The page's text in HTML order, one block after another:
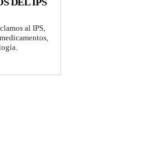
DEL IPS
al IPS,